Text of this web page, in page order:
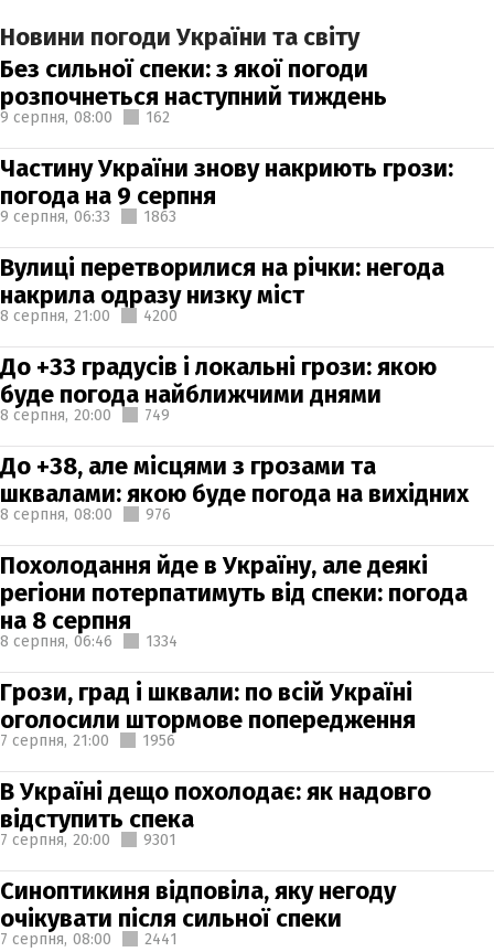
Новини погоди України та світу
Без сильної спеки: з якої погоди
розпочнеться наступний тиждень
9 серпня, 08:00 162
Частину України знову накриють грози:
погода на 9 серпня
9 серпня, 06:33 1863
Вулиці перетворилися на річки: негода
накрила одразу низку міст
8 серпня, 21:00 4200
До +33 градусів і локальні грози: якою
буде погода найближчими днями
8 серпня, 20:00 749
До +38, але місцями з грозами та
шквалами: якою буде погода на вихідних
8 серпня, 08:00 976
Похолодання йде в Україну, але деякі
регіони потерпатимуть від спеки: погода
на 8 серпня
8 серпня, 06:46 1334
Грози, град і шквали: по всій Україні
оголосили штормове попередження
7 серпня, 21:00 1956
В Україні дещо похолодає: як надовго
відступить спека
7 серпня, 20:00 9301
Синоптикиня відповіла, яку негоду
очікувати після сильної спеки
7 серпня, 08:00 2441